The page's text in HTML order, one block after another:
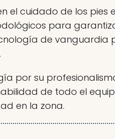
cuidado de los pies
para
de vanguardia
por su
de todo el
en la zona.